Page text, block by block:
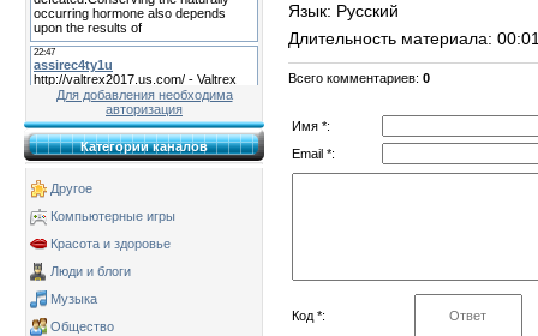
Для добавления необходима
авторизация
Категории каналов
Другое
Компьютерные игры
Красота и здоровье
Люди и блоги
Музыка
Общество
Язык: Русский
Длительность материала:
Всего комментариев: 0
Имя *:
Email *:
Код *: